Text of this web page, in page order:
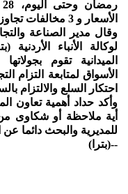
الأسعار و 3 مخالفات تجاوز السقوف السعرية.
وقال مدير الصناعة
لوكالة الأنباء
الميدانية تقوم
الأسواق لمتابعة التزام
احتكار السلع والالتزام
وأكد حداد أهمية تعاون
أية ملاحظة أو شكاوى
للمديرية والبحث دائما عن
--(بترا)